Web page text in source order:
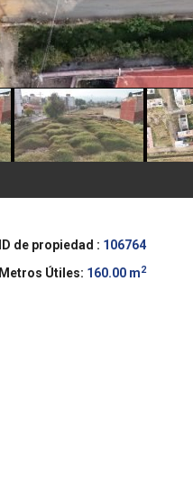
ID de propiedad : 106764
Metros Útiles: 160.00 m2